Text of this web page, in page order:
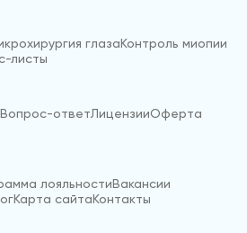
глазаКонтроль миопии
листы
Вопрос-ответЛицензииОферта
лояльностиВакансии
Карта сайтаКонтакты